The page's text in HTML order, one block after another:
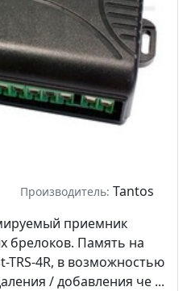
Производитель: Tantos
приемник
брелоков. Память на
TRS-4R, в возможностью
/ добавления че ...